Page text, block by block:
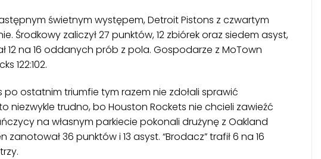
świetnym występem, Detroit Pistons z czwartym
Środkowy zaliczył 27 punktów, 12 zbiórek oraz siedem asyst,
12 na 16 oddanych prób z pola. Gospodarze z MoTown
122:102.
po ostatnim triumfie tym razem nie zdołali sprawić
niezwykle trudno, bo Houston Rockets nie chcieli zawieźć
na własnym parkiecie pokonali drużynę z Oakland
zanotował 36 punktów i 13 asyst. “Brodacz” trafił 6 na 16